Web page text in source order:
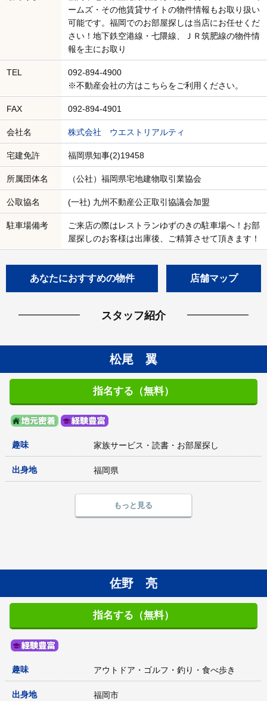
ームズ・その他賃貸サイトの物件情報もお取り扱い
可能です。福岡でのお部屋探しは当店にお任せくだ
さい！地下鉄空港線・七隈線、ＪＲ筑肥線の物件情
報を主にお取り
TEL
092-894-4900
※不動産会社の方はこちらをご利用ください。
FAX 092-894-4901
会社名 株式会社 ウエストリアルティ
宅建免許 福岡県知事(2)19458
所属団体名 （公社）福岡県宅地建物取引業協会
公取協名 (一社) 九州不動産公正取引協議会加盟
駐車場備考
ご来店の際はレストランゆずのきの駐車場へ！お部
屋探しのお客様は出庫後、ご精算させて頂きます！
あなたにおすすめの物件 店舗マップ
スタッフ紹介
松尾 翼
指名する（無料）
趣味 家族サービス・読書・お部屋探し
出身地 福岡県
もっと見る
佐野 亮
指名する（無料）
趣味 アウトドア・ゴルフ・釣り・食べ歩き
出身地 福岡市